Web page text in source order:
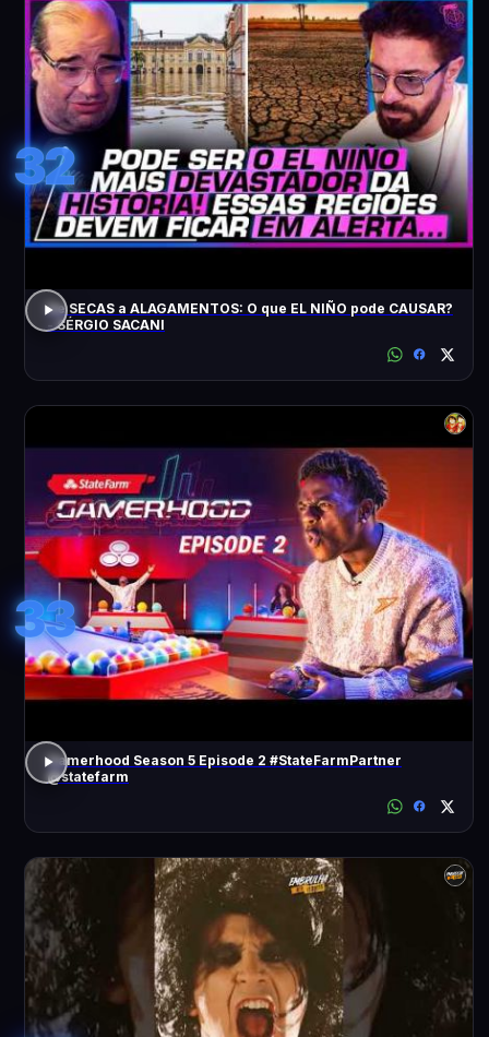
32
De SECAS a ALAGAMENTOS: O que EL NIÑO pode CAUSAR?
- SÉRGIO SACANI
33
Gamerhood Season 5 Episode 2 #StateFarmPartner
@statefarm